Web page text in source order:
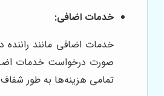
خدمات اضافی:
خدمات اضافی مانند راننده
صورت درخواست خدمات
تمامی هزینه‌ها به طور